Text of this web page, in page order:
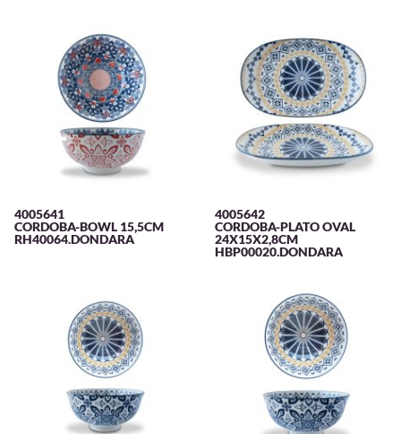
4005641
CORDOBA-BOWL 15,5CM
RH40064.DONDARA
4005642
CORDOBA-PLATO OVAL
24X15X2,8CM
HBP00020.DONDARA